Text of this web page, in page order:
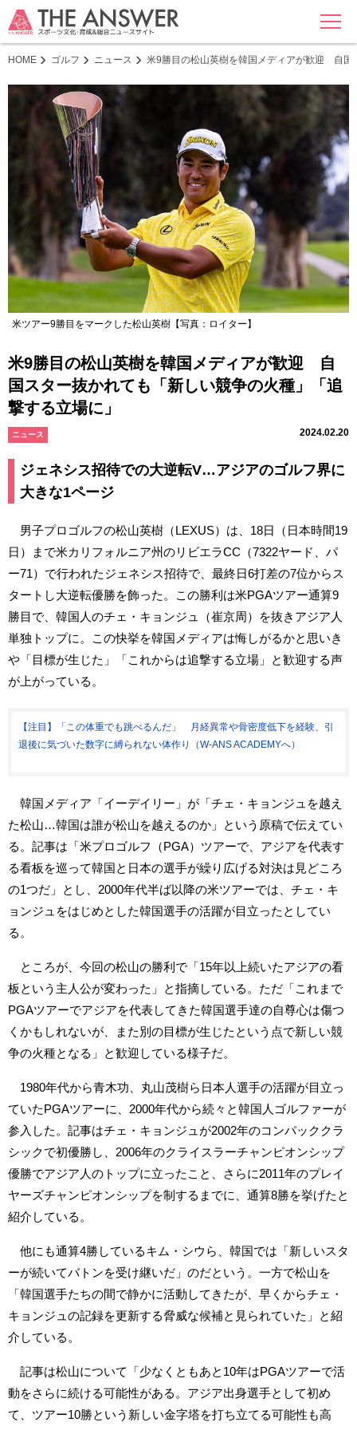
MENU
HOME ゴルフ ニュース 米9勝目の松山英樹を韓国メディアが歓迎 自国
米ツアー9勝目をマークした松山英樹【写真：ロイター】
米9勝目の松山英樹を韓国メディアが歓迎 自
国スター抜かれても「新しい競争の火種」「追
撃する立場に」
ニュース 2024.02.20
ジェネシス招待での大逆転V…アジアのゴルフ界に
大きな1ページ
男子プロゴルフの松山英樹（LEXUS）は、18日（日本時間19
日）まで米カリフォルニア州のリビエラCC（7322ヤード、パ
ー71）で行われたジェネシス招待で、最終日6打差の7位からス
タートし大逆転優勝を飾った。この勝利は米PGAツアー通算9
勝目で、韓国人のチェ・キョンジュ（崔京周）を抜きアジア人
単独トップに。この快挙を韓国メディアは悔しがるかと思いき
や「目標が生じた」「これからは追撃する立場」と歓迎する声
が上がっている。
【注目】「この体重でも跳べるんだ」 月経異常や骨密度低下を経験、引
退後に気づいた数字に縛られない体作り（W-ANS ACADEMYへ）
韓国メディア「イーデイリー」が「チェ・キョンジュを越え
た松山…韓国は誰が松山を越えるのか」という原稿で伝えてい
る。記事は「米プロゴルフ（PGA）ツアーで、アジアを代表す
る看板を巡って韓国と日本の選手が繰り広げる対決は見どころ
の1つだ」とし、2000年代半ば以降の米ツアーでは、チェ・キ
ョンジュをはじめとした韓国選手の活躍が目立ったとしてい
る。
ところが、今回の松山の勝利で「15年以上続いたアジアの看
板という主人公が変わった」と指摘している。ただ「これまで
PGAツアーでアジアを代表してきた韓国選手達の自尊心は傷つ
くかもしれないが、また別の目標が生じたという点で新しい競
争の火種となる」と歓迎している様子だ。
1980年代から青木功、丸山茂樹ら日本人選手の活躍が目立っ
ていたPGAツアーに、2000年代から続々と韓国人ゴルファーが
参入した。記事はチェ・キョンジュが2002年のコンパッククラ
シックで初優勝し、2006年のクライスラーチャンピオンシップ
優勝でアジア人のトップに立ったこと、さらに2011年のプレイ
ヤーズチャンピオンシップを制するまでに、通算8勝を挙げたと
紹介している。
他にも通算4勝しているキム・シウら、韓国では「新しいスタ
ーが続いてバトンを受け継いだ」のだという。一方で松山を
「韓国選手たちの間で静かに活動してきたが、早くからチェ・
キョンジュの記録を更新する脅威な候補と見られていた」と紹
介している。
記事は松山について「少なくともあと10年はPGAツアーで活
動をさらに続ける可能性がある。アジア出身選手として初め
て、ツアー10勝という新しい金字塔を打ち立てる可能性も高